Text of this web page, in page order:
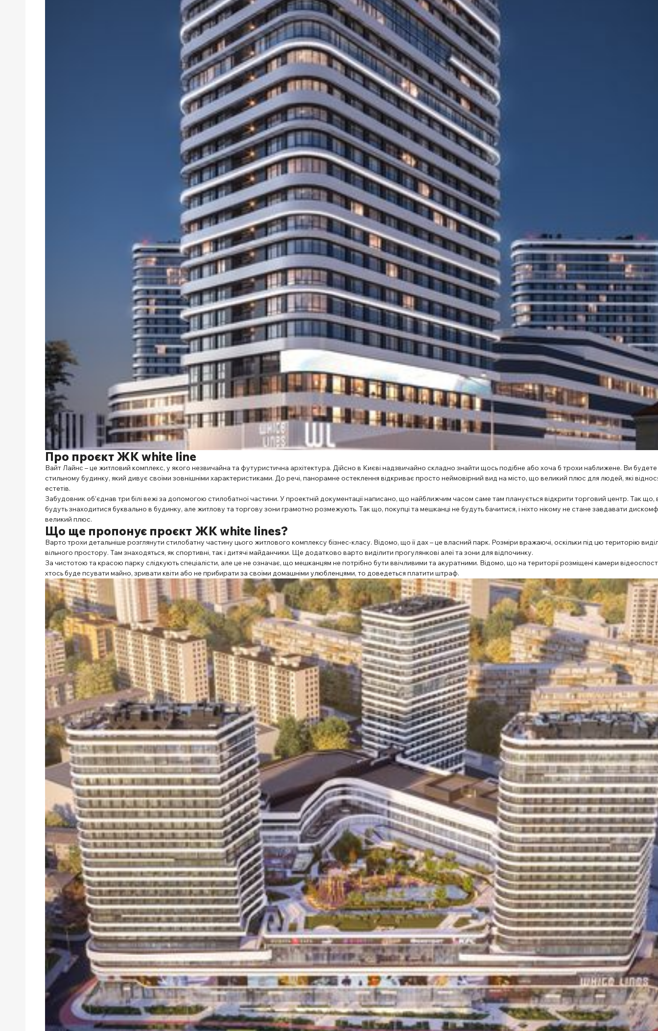
Про проєкт ЖК white line
Вайт Лайнс – це житловий комплекс, у якого незвичайна та футуристична архітектура. Дійсно в Києві надзвичайно складно знайти щось подібне або хоча б трохи наближене. Ви
стильному будинку, який дивує своїми зовнішніми характеристиками. До речі, панорамне остеклення відкриває просто неймовірний вид на місто, що великий плюс для людей, які
естетів.
Забудовник об’єднав три білі вежі за допомогою стилобатної частини. У проектній документації написано, що найближчим часом саме там планується відкрити торговий центр. Так що,
будуть знаходитися буквально в будинку, але житлову та торгову зони грамотно розмежують. Так що, покупці та мешканці не будуть бачитися, і ніхто нікому не стане завдавати
великий плюс.
Що ще пропонує проєкт ЖК white lines?
Варто трохи детальніше розглянути стилобатну частину цього житлового комплексу бізнес-класу. Відомо, що її дах – це власний парк. Розміри вражаючі, оскільки під цю територію
вільного простору. Там знаходяться, як спортивні, так і дитячі майданчики. Ще додатково варто виділити прогулянкові алеї та зони для відпочинку.
За чистотою та красою парку слідкують спеціалісти, але це не означає, що мешканцям не потрібно бути ввічливими та акуратними. Відомо, що на території розміщені камери
хтось буде псувати майно, зривати квіти або не прибирати за своїми домашніми улюбленцями, то доведеться платити штраф.